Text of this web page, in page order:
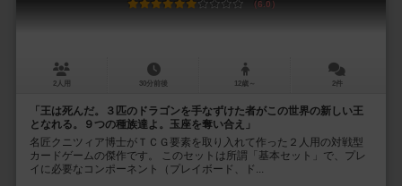
6.0
2人用 30分前後 12歳～ 2件
「王は死んだ。３匹のドラゴンを手なずけた者がこの世界の新しい王
となれる。９つの種族達よ。玉座を奪い合え」
名匠クニツィア博士がＴＣＧ要素を取り入れて作った２人用の対戦型
カードゲームの傑作です。 このセットは所謂「基本セット」で、プレ
イに必要なコンポーネント（プレイボード、ド...